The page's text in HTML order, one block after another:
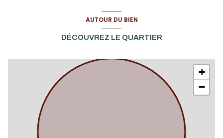
AUTOUR DU BIEN
DÉCOUVREZ LE QUARTIER
+
−